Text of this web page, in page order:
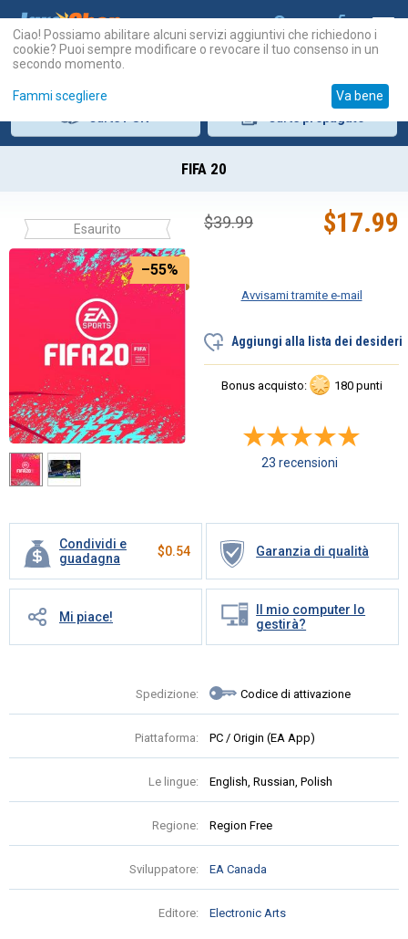
FIFA 20
Esaurito
–55%
Condividi e
guadagna
$0.54 Garanzia di qualità
Mi piace!
Il mio computer lo
gestirà?
Spedizione: Codice di attivazione
Piattaforma: PC / Origin (EA App)
Le lingue: English, Russian, Polish
Regione: Region Free
Sviluppatore: EA Canada
Editore: Electronic Arts
$17.99
$39.99
Avvisami tramite e-mail
Aggiungi alla lista dei desideri
Bonus acquisto: 180 punti
23 recensioni
Ciao! Possiamo abilitare alcuni servizi aggiuntivi che richiedono i
cookie? Puoi sempre modificare o revocare il tuo consenso in un
secondo momento.
Fammi scegliere Va bene